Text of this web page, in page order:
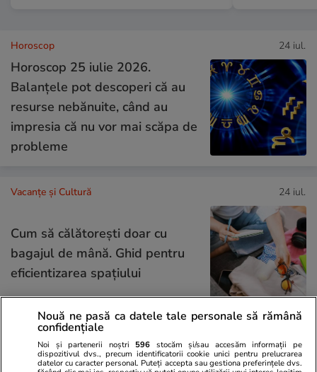
Horoscop 24 iul.
Horoscop 25 iulie 2026.
Balanțele pot descoperi că au
resurse nebănuite, când au
impresia că nu vor mai scăpa de
probleme
Vacanțe și Cultură 24 iul.
Cum să călătoreşti doar cu
bagajul de mână. Ghid pentru
eficientizarea spaţiului
Lifestyle 22 iul.
Nouă ne pasă ca datele tale personale să rămână
confidențiale
Noi și partenerii noștri 596 stocăm și/sau accesăm informații pe
dispozitivul dvs., precum identificatorii cookie unici pentru prelucrarea
datelor cu caracter personal. Puteți accepta sau gestiona preferințele dvs.